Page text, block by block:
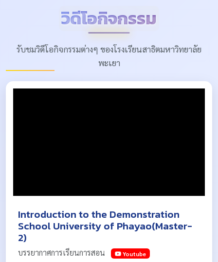
วิดีโอกิจกรรม
รับชมวิดีโอกิจกรรมต่างๆ ของโรงเรียนสาธิตมหาวิทยาลัย
พะเยา
Introduction to the Demonstration
School University of Phayao(Master-
2)
บรรยากาศการเรียนการสอน Youtube